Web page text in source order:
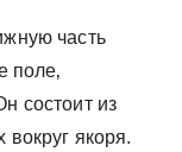
часть
поле‚
состоит из
вокруг якоря.